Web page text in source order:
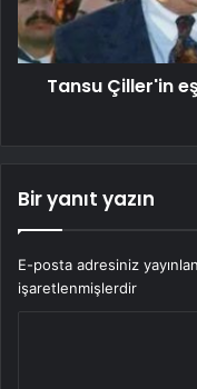
Tansu Çiller'in
Bir yanıt yazın
E-posta adresiniz
işaretlenmişlerdir